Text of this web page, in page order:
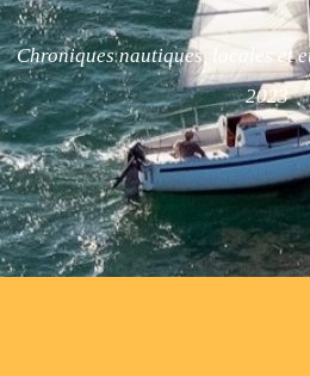
Chroniques nautiques, locales et
2023